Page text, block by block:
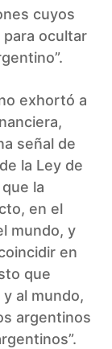
cuyos
ocultar
exhortó a
señal de
la Ley de
la
en el
mundo, y
en
que
al mundo,
argentinos